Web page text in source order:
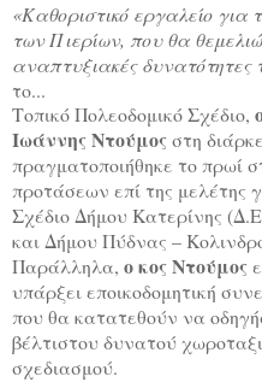
«Καθοριστικό εργαλείο για
των Πιερίων, που θα
αναπτυξιακές δυνατότητες
το...
Τοπικό Πολεοδομικό Σχέδιο,
Ιωάννης Ντούμοςστη
πραγματοποιήθηκε το πρωί
προτάσεων επί της μελέτης
Σχέδιο Δήμου Κατερίνης
και Δήμου Πύδνας –
Παράλληλα, ο κος Ντούμος
υπάρξει εποικοδομητική
που θα κατατεθούν να
βέλτιστου δυνατού
σχεδιασμού.